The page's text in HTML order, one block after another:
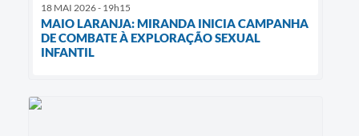
18 MAI 2026 - 19h15
MAIO LARANJA: MIRANDA INICIA CAMPANHA
DE COMBATE À EXPLORAÇÃO SEXUAL
INFANTIL